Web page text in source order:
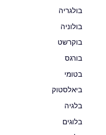
בולגריה
בולוניה
בוקרשט
בורגס
בטומי
ביאלסטוק
בלגיה
בלוגים